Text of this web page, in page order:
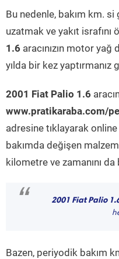
Bu nedenle, bakım km.
uzatmak ve yakıt israfını
1.6 aracınızın motor yağ
yılda bir kez yaptırmanız
2001 Fiat Palio 1.6
www.pratikaraba.com/
adresine tıklayarak
bakımda değişen
kilometre ve zamanını
“ 2001 Fiat Palio
Bazen, periyodik bakım